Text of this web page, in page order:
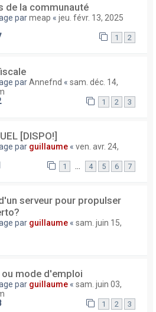
de la communauté
parmeap « jeu. févr. 13, 2025
1 2
parAnnefnd « sam. déc. 14,
1 2 3
[DISPO!]
par guillaume « ven. avr. 24,
1 … 4 5 6 7
serveur pour propulser
par guillaume « sam. juin 15,
mode d'emploi
par guillaume « sam. juin 03,
1 2 3